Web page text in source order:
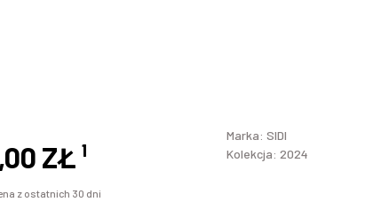
ZŁ¹
z ostatnich 30 dni
Marka: SIDI
Kolekcja: 2024